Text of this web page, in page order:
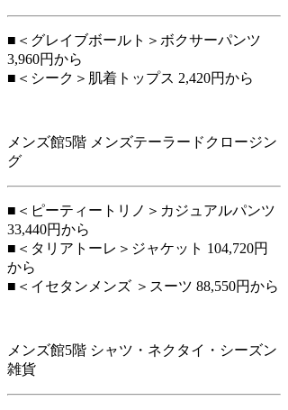
■＜グレイブボールト＞ボクサーパンツ
3,960円から
■＜シーク＞肌着トップス 2,420円から
メンズ館5階 メンズテーラードクロージン
グ
■＜ピーティートリノ＞カジュアルパンツ
33,440円から
■＜タリアトーレ＞ジャケット 104,720円
から
■＜イセタンメンズ ＞スーツ 88,550円から
メンズ館5階 シャツ・ネクタイ・シーズン
雑貨